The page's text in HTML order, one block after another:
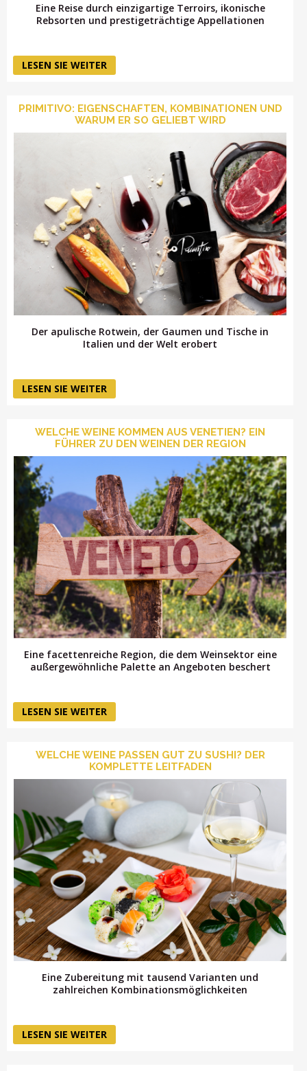
Eine Reise durch einzigartige Terroirs, ikonische
Rebsorten und prestigeträchtige Appellationen
LESEN SIE WEITER
PRIMITIVO: EIGENSCHAFTEN, KOMBINATIONEN UND
WARUM ER SO GELIEBT WIRD
Der apulische Rotwein, der Gaumen und Tische in
Italien und der Welt erobert
LESEN SIE WEITER
WELCHE WEINE KOMMEN AUS VENETIEN? EIN
FÜHRER ZU DEN WEINEN DER REGION
Eine facettenreiche Region, die dem Weinsektor eine
außergewöhnliche Palette an Angeboten beschert
LESEN SIE WEITER
WELCHE WEINE PASSEN GUT ZU SUSHI? DER
KOMPLETTE LEITFADEN
Eine Zubereitung mit tausend Varianten und
zahlreichen Kombinationsmöglichkeiten
LESEN SIE WEITER